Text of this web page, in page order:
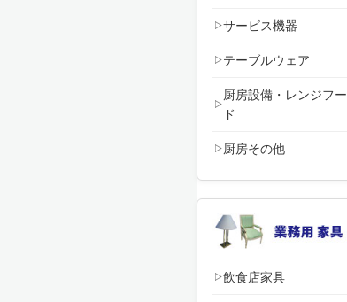
サービス機器
テーブルウェア
厨房設備・レンジフー
ド
厨房その他
飲食店家具